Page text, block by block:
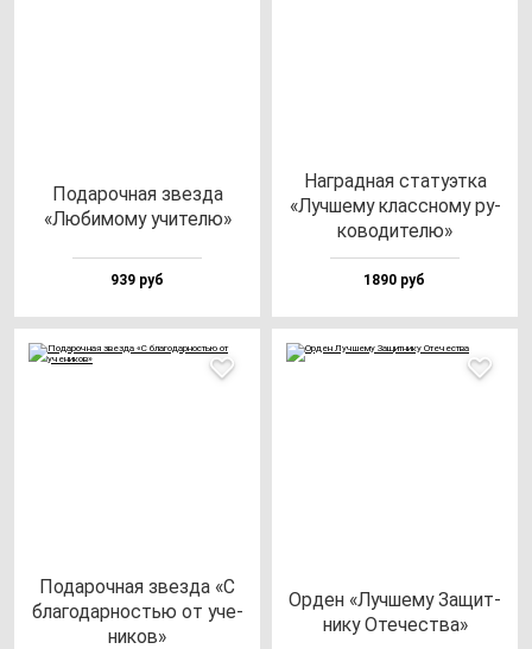
Пода­роч­ная звез­да
«Люби­мо­му учи­те­лю»
939 руб
Наг­рад­ная ста­ту­эт­ка
«Луч­ше­му клас­сно­му ру­
ко­во­ди­те­лю»
1890 руб
Пода­роч­ная звез­да «С
бла­го­дар­ностью от уче­
ни­ков»
Орден «Луч­ше­му Защит­
ни­ку Оте­чес­тва»